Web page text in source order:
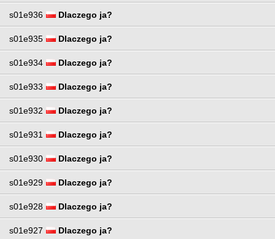
s01e936 Dlaczego ja?
s01e935 Dlaczego ja?
s01e934 Dlaczego ja?
s01e933 Dlaczego ja?
s01e932 Dlaczego ja?
s01e931 Dlaczego ja?
s01e930 Dlaczego ja?
s01e929 Dlaczego ja?
s01e928 Dlaczego ja?
s01e927 Dlaczego ja?